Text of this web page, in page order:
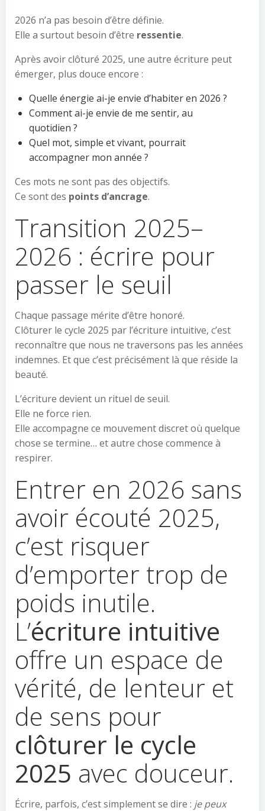
2026 n’a pas besoin d’être définie.
Elle a surtout besoin d’être ressentie.
Après avoir clôturé 2025, une autre écriture peut
émerger, plus douce encore :
Quelle énergie ai-je envie d’habiter en 2026 ?
Comment ai-je envie de me sentir, au
quotidien ?
Quel mot, simple et vivant, pourrait
accompagner mon année ?
Ces mots ne sont pas des objectifs.
Ce sont des points d’ancrage.
Transition 2025–
2026 : écrire pour
passer le seuil
Chaque passage mérite d’être honoré.
Clôturer le cycle 2025 par l’écriture intuitive, c’est
reconnaître que nous ne traversons pas les années
indemnes. Et que c’est précisément là que réside la
beauté.
L’écriture devient un rituel de seuil.
Elle ne force rien.
Elle accompagne ce mouvement discret où quelque
chose se termine… et autre chose commence à
respirer.
Entrer en 2026 sans
avoir écouté 2025,
c’est risquer
d’emporter trop de
poids inutile.
L’écriture intuitive
offre un espace de
vérité, de lenteur et
de sens pour
clôturer le cycle
2025 avec douceur.
Écrire, parfois, c’est simplement se dire : je peux